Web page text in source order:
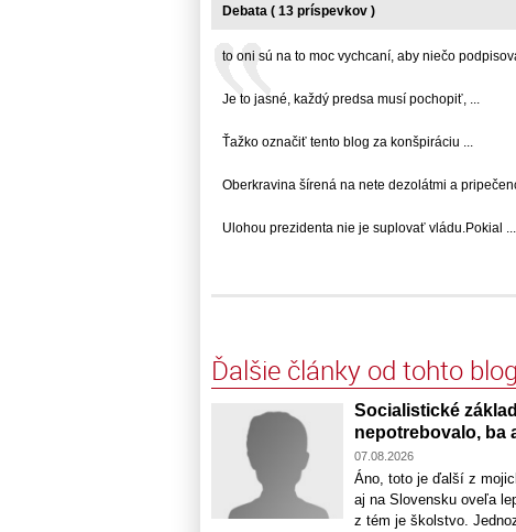
Debata ( 13 príspevkov )
to oni sú na to moc vychcaní, aby niečo
Je to jasné, každý predsa musí pochopiť, ...
Ťažko označiť tento blog za konšpiráciu ...
Oberkravina šírená na nete dezolátmi a
Ulohou prezidenta nie je suplovať vládu.Pokial ...
Ďalšie články od tohto
Socialistické
nepotrebovalo, ba
07.08.2026
Áno, toto je ďalší z
aj na Slovensku oveľa
z tém je školstvo.